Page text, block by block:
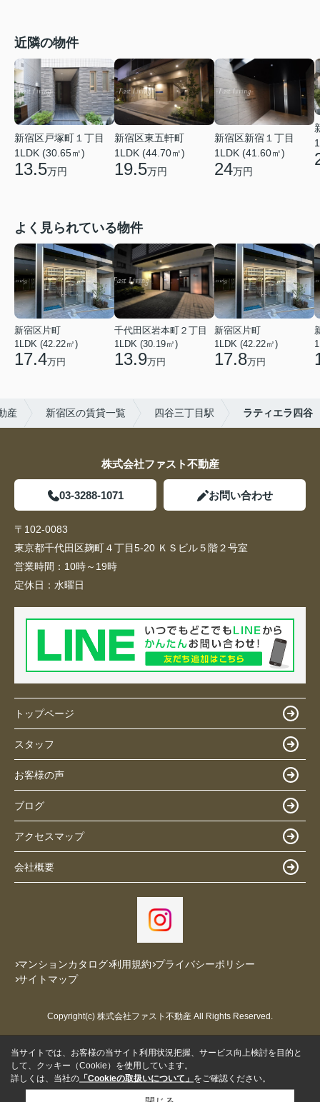
近隣の物件
新宿区戸塚町１丁目
1LDK (30.65㎡)
13.5万円
新宿区東五軒町
1LDK (44.70㎡)
19.5万円
新宿区新宿１丁目
1LDK (41.60㎡)
24万円
よく見られている物件
新宿区片町
1LDK (42.22㎡)
17.4万円
千代田区岩本町２丁目
1LDK (30.19㎡)
13.9万円
新宿区片町
1LDK (42.22㎡)
17.8万円
産 新宿区の賃貸一覧 四谷三丁目駅 ラティエラ四谷
株式会社ファスト不動産
03-3288-1071 お問い合わせ
〒102-0083
東京都千代田区麹町４丁目5-20 ＫＳビル５階２号室
営業時間： 10時～19時
定休日： 水曜日
トップページ
スタッフ
お客様の声
ブログ
アクセスマップ
会社概要
マンションカタログ 利用規約 プライバシーポリシー
サイトマップ
Copyright(c) 株式会社ファスト不動産 All Rights Reserved.
当サイトでは、お客様の当サイト利用状況把握、サービス向上検討を目的と
して、クッキー（Cookie）を使用しています。
詳しくは、当社の 「Cookieの取扱いについて」 をご確認ください。